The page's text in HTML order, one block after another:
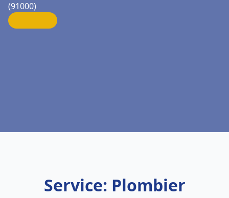
(91000)
Service: Plombier